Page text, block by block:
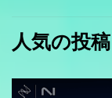
人気の投稿